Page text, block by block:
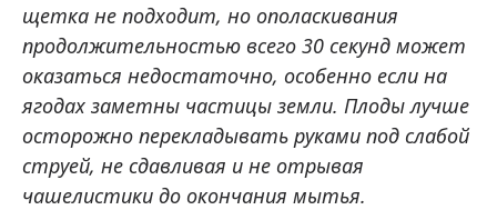
щетка не подходит, но ополаскивания
продолжительностью всего 30 секунд может
оказаться недостаточно, особенно если на
ягодах заметны частицы земли. Плоды лучше
осторожно перекладывать руками под слабой
струей, не сдавливая и не отрывая
чашелистики до окончания мытья.